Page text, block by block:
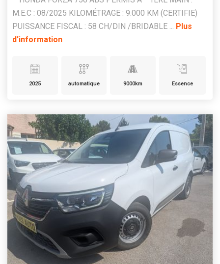
M.E.C : 08/2025 KILOMÉTRAGE : 9.000 KM (CERTIFIE)
PUISSANCE FISCAL : 58 CH/DIN /BRIDABLE ... Plus
d'information
2025 automatique 9000km Essence